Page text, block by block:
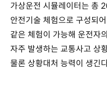
가상운전 시뮬레이터는 총
안전기술 체험으로 구성되
같은 체험이 가능해 운전자
자주 발생하는 교통사고 상
물론 상황대처 능력이 생긴